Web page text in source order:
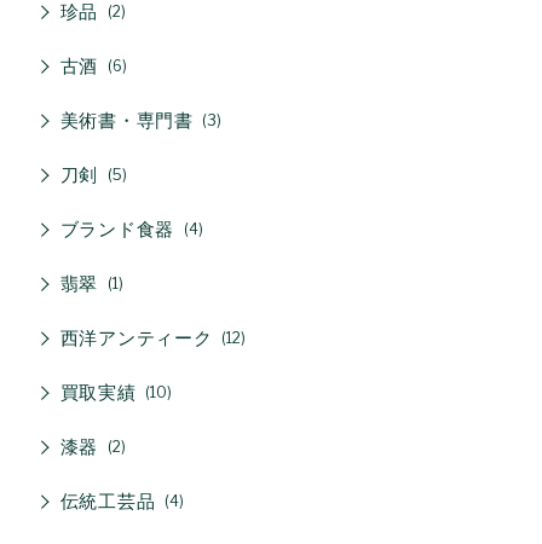
珍品 2
古酒 6
美術書・専門書 3
刀剣 5
ブランド食器 4
翡翠 1
西洋アンティーク 12
買取実績 10
漆器 2
伝統工芸品 4